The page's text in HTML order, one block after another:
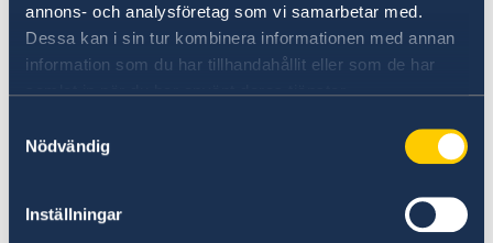
annons- och analysföretag som vi samarbetar med.
Dessa kan i sin tur kombinera informationen med annan
information som du har tillhandahållit eller som de har
samlat in när du har använt deras tjänster.
Nödvändig
Inställningar
förstahjälpenutrustning samt varningstriangel
skall också medföras.
Här finner du mer detalierad information:
Warning equipment
Mobiltelefon vid bilkörning
kör, endast 'hands free' får användas. Upptäcks
man av polis när man talar i telefon under